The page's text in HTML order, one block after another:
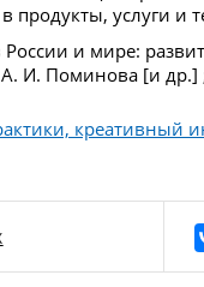
продукты, услуги и
и мире:
И. Поминова [и др.]
креативный